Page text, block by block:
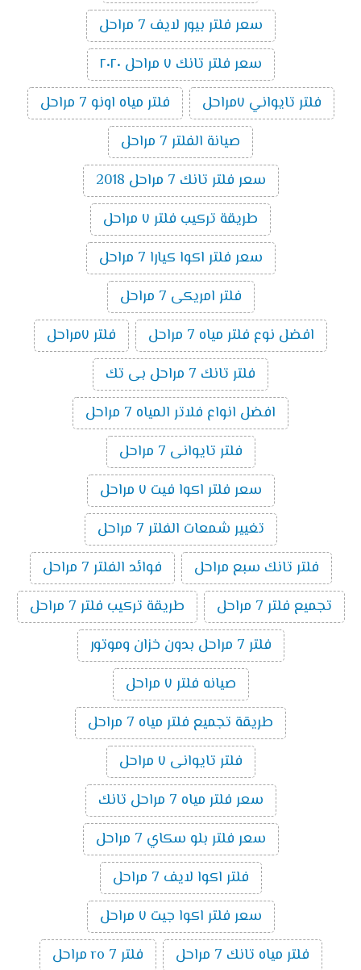
سعر فلتر بيور لايف 7 مراحل
سعر فلتر تانك ٧ مراحل ٢٠٢٠
فلتر تايواني ٧مراحل
فلتر مياه اونو 7 مراحل
صيانة الفلتر 7 مراحل
سعر فلتر تانك 7 مراحل 2018
طريقة تركيب فلتر ٧ مراحل
سعر فلتر اكوا كيارا 7 مراحل
فلتر امريكى 7 مراحل
افضل نوع فلتر مياه 7 مراحل
فلتر ٧مراحل
فلتر تانك 7 مراحل بى تك
افضل انواع فلاتر المياه 7 مراحل
فلتر تايوانى 7 مراحل
سعر فلتر اكوا فيت ٧ مراحل
تغيير شمعات الفلتر 7 مراحل
فلتر تانك سبع مراحل
فوائد الفلتر 7 مراحل
تجميع فلتر 7 مراحل
طريقة تركيب فلتر 7 مراحل
فلتر 7 مراحل بدون خزان وموتور
صيانه فلتر ٧ مراحل
طريقة تجميع فلتر مياه 7 مراحل
فلتر تايوانى ٧ مراحل
سعر فلتر مياه 7 مراحل تانك
سعر فلتر بلو سكاي 7 مراحل
فلتر اكوا لايف 7 مراحل
سعر فلتر اكوا جيت ٧ مراحل
فلتر مياه تانك 7 مراحل
فلتر ro 7 مراحل